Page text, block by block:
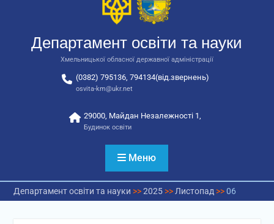
Відбулась обласна
національно-патріотичне
виховання
Департамент освіти та науки
Хмельницької обласної державної адміністрації
(0382) 795136, 794134(від.звернень)
osvita-km@ukr.net
29000, Майдан Незалежності 1,
Будинок освіти
Меню
Департамент освіти та науки >>2025>> Листопад >>06